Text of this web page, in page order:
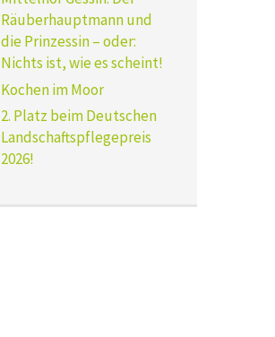
Räuberhauptmann und
die Prinzessin – oder:
Nichts ist, wie es scheint!
Kochen im Moor
2. Platz beim Deutschen
Landschaftspflegepreis
2026!